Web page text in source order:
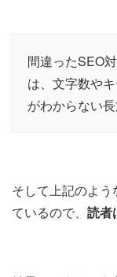
間違ったSEO
は、文字数や
がわからない
そして上記のよ
ているので、 読者